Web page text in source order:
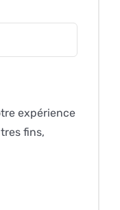
expérience
fins,